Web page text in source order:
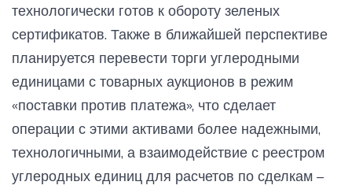
технологически готов к обороту зеленых
сертификатов. Также в ближайшей перспективе
планируется перевести торги углеродными
единицами с товарных аукционов в режим
«поставки против платежа», что сделает
операции с этими активами более надежными,
технологичными, а взаимодействие с реестром
углеродных единиц для расчетов по сделкам –